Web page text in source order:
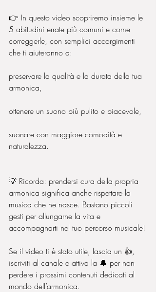
👉 In questo video scopriremo insieme le
5 abitudini errate più comuni e come
correggerle, con semplici accorgimenti
che ti aiuteranno a:
preservare la qualità e la durata della tua
armonica,
ottenere un suono più pulito e piacevole,
suonare con maggiore comodità e
naturalezza.
💡 Ricorda: prendersi cura della propria
armonica significa anche rispettare la
musica che ne nasce. Bastano piccoli
gesti per allungarne la vita e
accompagnarti nel tuo percorso musicale!
Se il video ti è stato utile, lascia un 👍,
iscriviti al canale e attiva la 🔔 per non
perdere i prossimi contenuti dedicati al
mondo dell’armonica.